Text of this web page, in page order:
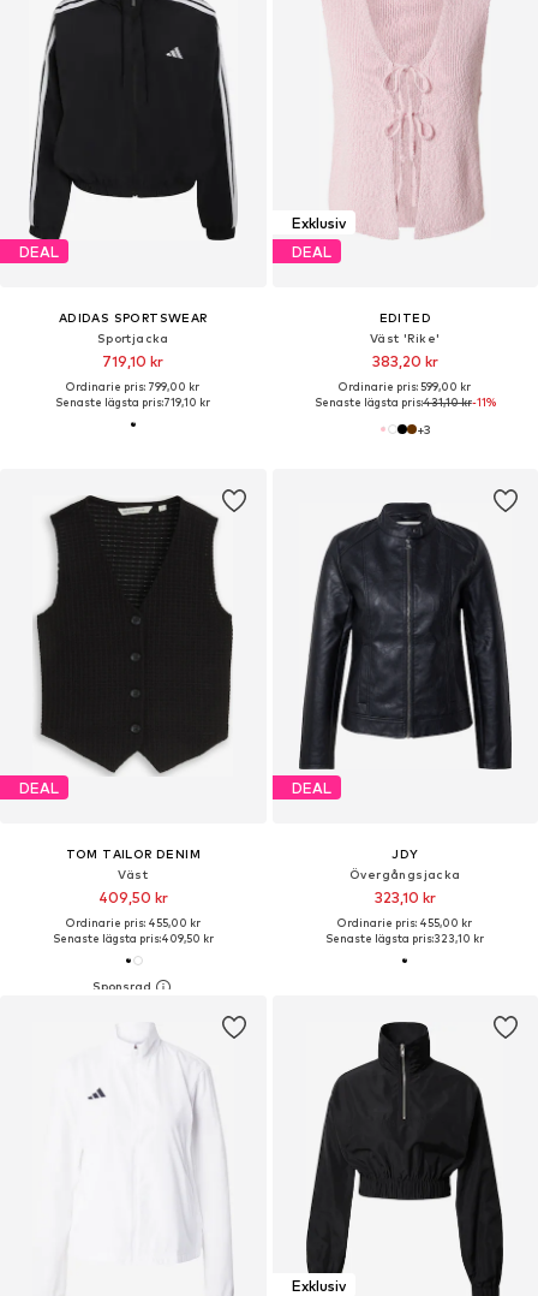
DEAL
ADIDAS SPORTSWEAR
Sportjacka
719,10 kr
Ordinarie pris: 799,00 kr
Senaste lägsta pris:719,10 kr
Exklusiv
DEAL
EDITED
Väst 'Rike'
383,20 kr
Ordinarie pris: 599,00 kr
Senaste lägsta pris:431,10 kr-11%
+3
DEAL
TOM TAILOR DENIM
Väst
409,50 kr
Ordinarie pris: 455,00 kr
Senaste lägsta pris:409,50 kr
DEAL
JDY
Övergångsjacka
323,10 kr
Ordinarie pris: 455,00 kr
Senaste lägsta pris:323,10 kr
Exklusiv